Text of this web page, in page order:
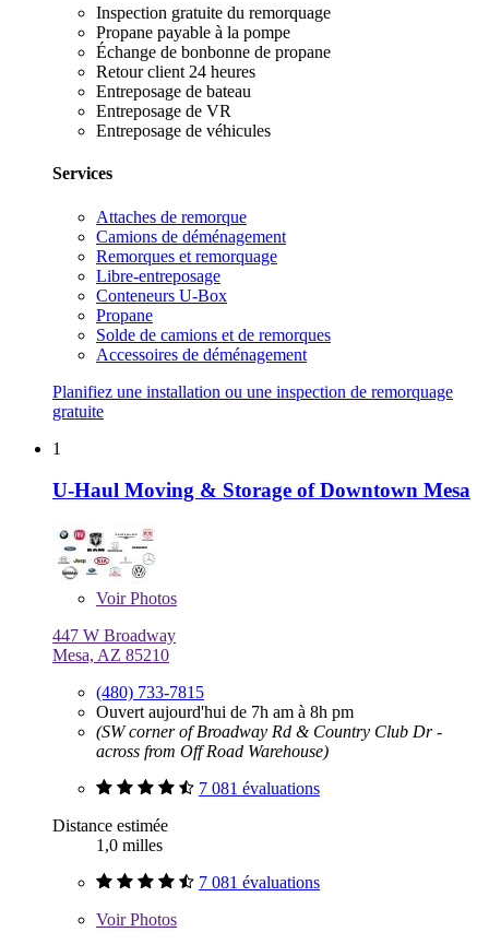
Inspection gratuite du remorquage
Propane payable à la pompe
Échange de bonbonne de propane
Retour client 24 heures
Entreposage de bateau
Entreposage de VR
Entreposage de véhicules
Services
Attaches de remorque
Camions de déménagement
Remorques et remorquage
Libre-entreposage
Conteneurs U-Box
Propane
Solde de camions et de remorques
Accessoires de déménagement
Planifiez une installation ou une inspection de remorquage
gratuite
1
U-Haul Moving & Storage of Downtown Mesa
VoirPhotos
447 W Broadway
Mesa, AZ 85210
(480) 733-7815
Ouvert aujourd'hui de 7h am à 8h pm
(SW corner of Broadway Rd & Country Club Dr -
across from Off Road Warehouse)
7 081 évaluations
Distance estimée
1,0 milles
7 081 évaluations
VoirPhotos